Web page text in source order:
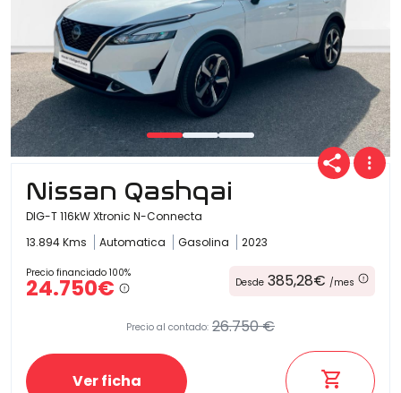
Nissan Qashqai
DIG-T 116kW Xtronic N-Connecta
13.894 Kms
Automatica Gasolina 2023
Precio financiado 100%
24.750€ Desde 385,28€ /mes
Precio al contado: 26.750 €
Ver ficha